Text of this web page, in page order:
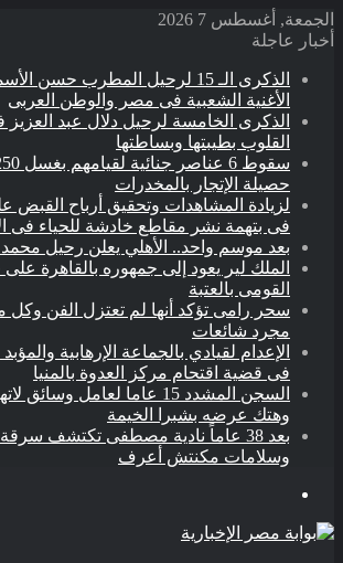
الجمعة, أغسطس 7 2026
أخبار عاجلة
الذكرى الـ 15 لرحيل المطرب حسن
الأغنية الشعبية فى مصر والوطن العربى
الذكرى الخامسة لرحيل دلال عبد العزيز
القلوب بطيبتها وبساطتها
حصيلة الإتجار بالمخدرات
لزيادة المشاهدات وتحقيق أرباح
فى بتهمة نشر مقاطع خادشة للحياء فى
بعد موسم واحد.. الأهلي يعلن رحيل
الملك لير يعود إلى جمهوره بالقاهرة
القومى بالعتبة
سحر رامى تؤكد أنها لم تعتزل الفن وكل
مجرد شائعات
الإعدام لقيادي بالجماعة الإرهابية
فى قضية اقتحام مركز العدوة بالمنيا
السجن المشدد 15 عاما لعامل
وهتك عرضه بشبرا الخيمة
بعد 38 عاماً نادية مصطفى تكتشف سرقة
وسلامات مكنتش أعرف